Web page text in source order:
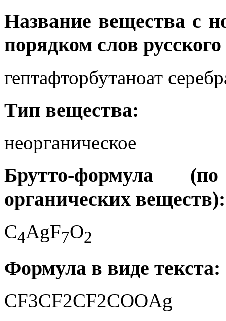
Название вещества с
порядком слов
гептафторбутаноат
Тип вещества:
неорганическое
Брутто-формула
органических веществ):
C4AgF7O2
Формула в виде текста:
CF3CF2CF2COOAg